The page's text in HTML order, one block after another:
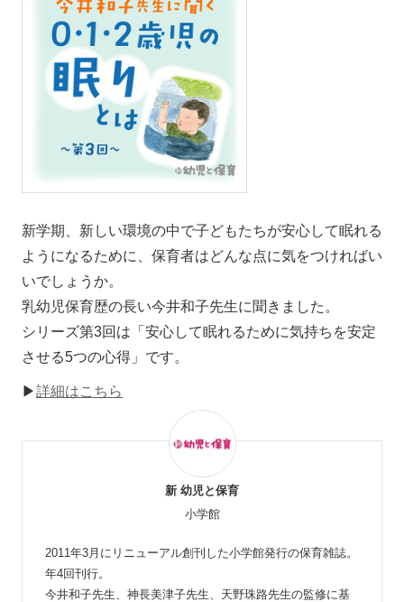
新学期、新しい環境の中で子どもたちが安心して眠れる
ようになるために、保育者はどんな点に気をつければい
いでしょうか。
乳幼児保育歴の長い今井和子先生に聞きました。
シリーズ第3回は「安心して眠れるために気持ちを安定
させる5つの心得」です。
▶詳細はこちら
新 幼児と保育
小学館
2011年3月にリニューアル創刊した小学館発行の保育雑誌。
年4回刊行。
今井和子先生、神長美津子先生、天野珠路先生の監修に基